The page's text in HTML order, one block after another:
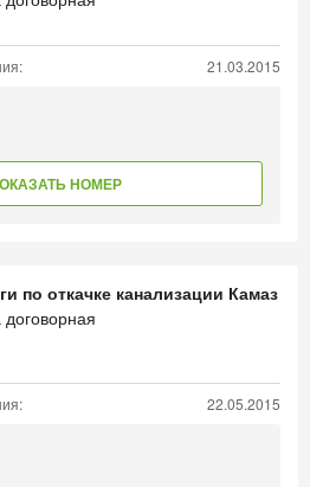
21.03.2015
НОМЕР
по откачке канализации Камаз
22.05.2015